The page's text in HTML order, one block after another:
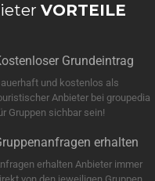
VORTEILE
Grundeintrag
und kostenlos als
Anbieter bei groupedia
Gruppen sichbar sein!
erhalten
erhalten Anbieter immer